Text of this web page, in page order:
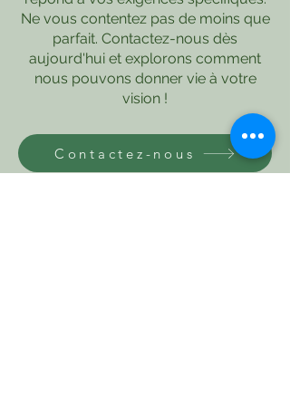
Ne vous contentez pas de moins que
parfait. Contactez-nous dès
aujourd'hui et explorons comment
nous pouvons donner vie à votre
vision !
Contactez-nous